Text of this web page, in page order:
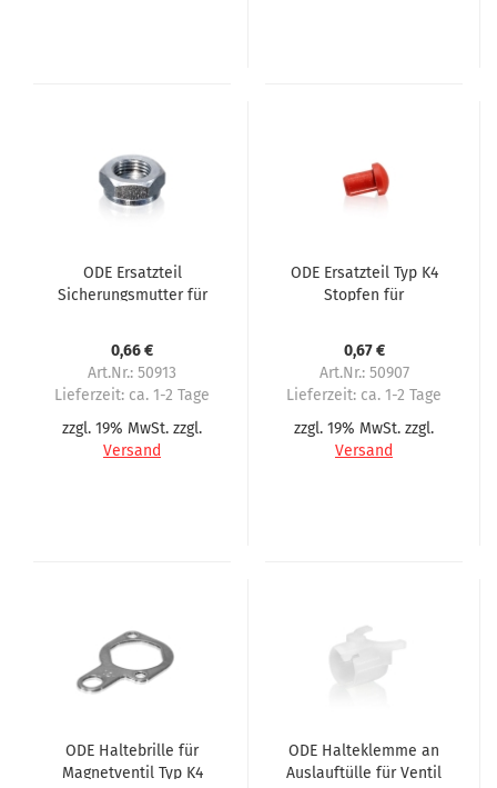
ODE Ersatzteil
Sicherungsmutter für
0,66 €
Art.Nr.: 50913
Lieferzeit: ca. 1-2 Tage
zzgl. 19% MwSt. zzgl.
Versand
ODE Ersatzteil Typ K4
Stopfen für
0,67 €
Art.Nr.: 50907
Lieferzeit: ca. 1-2 Tage
zzgl. 19% MwSt. zzgl.
Versand
ODE Haltebrille für
Magnetventil Typ K4
ODE Halteklemme an
Auslauftülle für Ventil